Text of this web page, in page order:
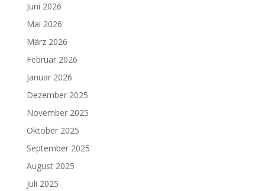
Juni 2026
Mai 2026
März 2026
Februar 2026
Januar 2026
Dezember 2025
November 2025
Oktober 2025
September 2025
August 2025
Juli 2025